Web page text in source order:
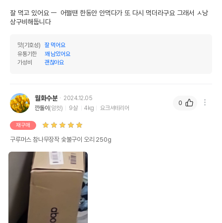
유통기한
이후인 상품이 출고됩니다.
잘 먹고 있어요 ㅡ  어쩔땐 한동안 안먹다가 또 다시 먹더라구요 그래서 ㅅ낭
상구비해둡니다
맛(기호성)
잘 먹어요
유통기한
꽤 남았어요
가성비
괜찮아요
월화수분
2024.12.05
깐돌이 (암컷) 9살 4kg 요크셔테리어
재구매
구루머스 참나무장작 숯불구이 오리 250g
0